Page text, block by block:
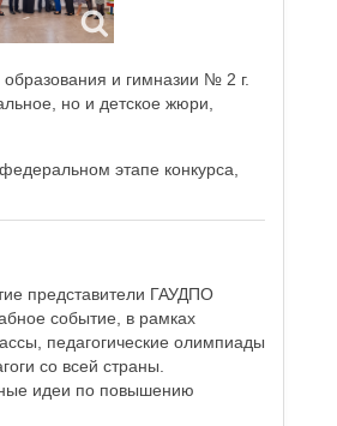
и гимназии № 2 г.
но и детское жюри,
этапе конкурса,
представители ГАУДПО
событие, в рамках
педагогические олимпиады
со всей страны.
идеи по повышению